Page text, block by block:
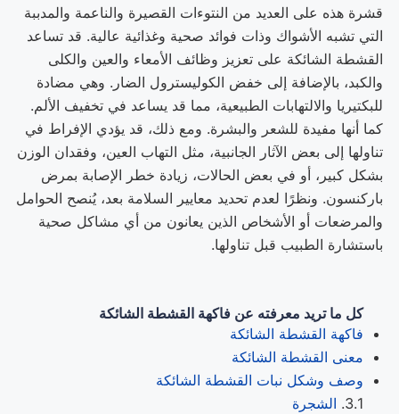
قشرة هذه على العديد من النتوءات القصيرة والناعمة والمدببة
التي تشبه الأشواك وذات فوائد صحية وغذائية عالية. قد تساعد
القشطة الشائكة على تعزيز وظائف الأمعاء والعين والكلى
والكبد، بالإضافة إلى خفض الكوليسترول الضار. وهي مضادة
للبكتيريا والالتهابات الطبيعية، مما قد يساعد في تخفيف الألم.
كما أنها مفيدة للشعر والبشرة. ومع ذلك، قد يؤدي الإفراط في
تناولها إلى بعض الآثار الجانبية، مثل التهاب العين، وفقدان الوزن
بشكل كبير، أو في بعض الحالات، زيادة خطر الإصابة بمرض
باركنسون. ونظرًا لعدم تحديد معايير السلامة بعد، يُنصح الحوامل
والمرضعات أو الأشخاص الذين يعانون من أي مشاكل صحية
باستشارة الطبيب قبل تناولها.
كل ما تريد معرفته عن فاكهة القشطة الشائكة
فاكهة القشطة الشائكة
معنى القشطة الشائكة
وصف وشكل نبات القشطة الشائكة
الشجرة